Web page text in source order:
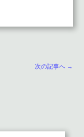
次の記事へ →